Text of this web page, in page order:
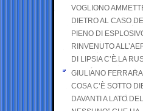
VOGLIONO
DIETRO AL CASO
PIENO DI
RINVENUTO
DI LIPSIA C’È LA
GIULIANO
COSA C’È SOTTO
DAVANTI A LATO